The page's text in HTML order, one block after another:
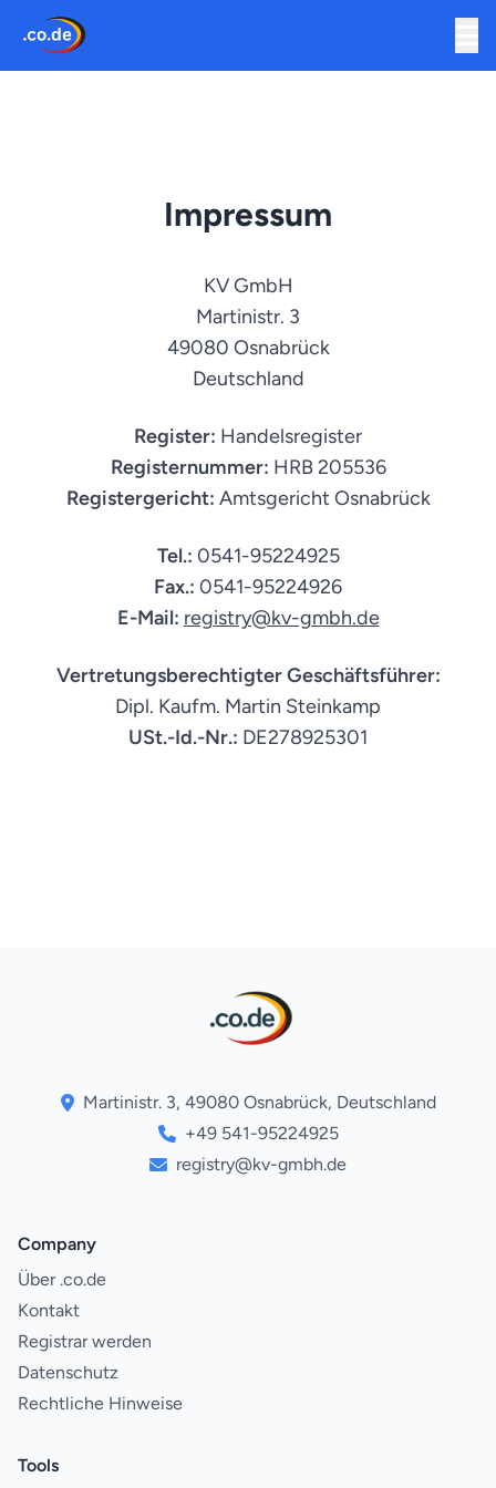
Impressum
KV GmbH
Martinistr. 3
49080 Osnabrück
Deutschland
Register: Handelsregister
Registernummer: HRB 205536
Registergericht: Amtsgericht Osnabrück
Tel.: 0541-95224925
Fax.: 0541-95224926
E-Mail: registry@kv-gmbh.de
Vertretungsberechtigter Geschäftsführer:
Dipl. Kaufm. Martin Steinkamp
USt.-Id.-Nr.: DE278925301
Martinistr. 3, 49080 Osnabrück, Deutschland
+49 541-95224925
registry@kv-gmbh.de
Company
Über .co.de
Kontakt
Registrar werden
Datenschutz
Rechtliche Hinweise
Tools